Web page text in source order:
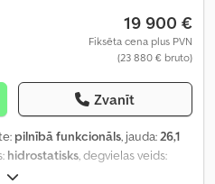
19 900 €
Fiksēta cena plus PVN
(23 880 € bruto)
Zvanīt
pilnībā funkcionāls, jauda:26,1
hidrostatisks, degvielas veids:
tilpums: